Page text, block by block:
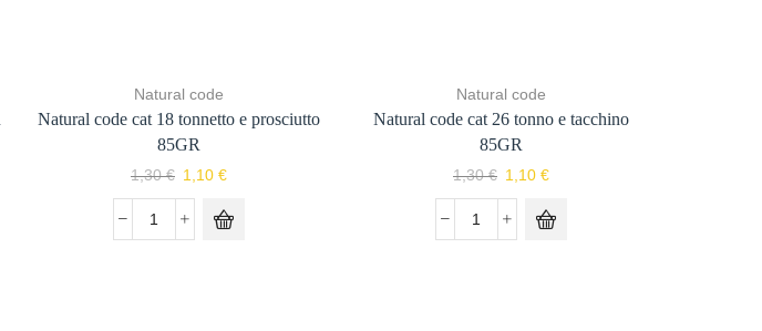
Natural code
Natural code cat 18 tonnetto e prosciutto
85GR
1,30€ 1,10 €
Natural code
Natural code cat 26 tonno e tacchino
85GR
1,30€ 1,10 €